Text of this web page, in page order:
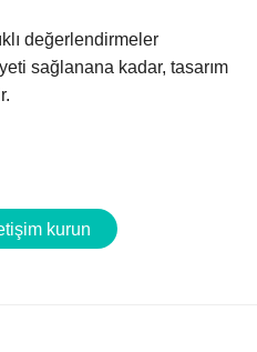
değerlendirmeler
sağlanana kadar, tasarım
kurun